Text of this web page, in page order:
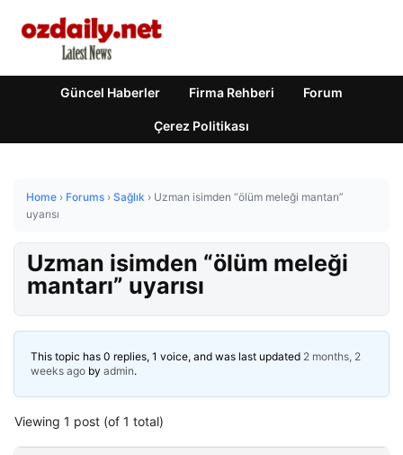
Güncel Haberler Firma Rehberi Forum
Çerez Politikası
Home › Forums › Sağlık › Uzman isimden “ölüm meleği mantarı”
uyarısı
Uzman isimden “ölüm meleği
mantarı” uyarısı
This topic has 0 replies, 1 voice, and was last updated 2 months, 2
weeks ago by admin.
Viewing 1 post (of 1 total)